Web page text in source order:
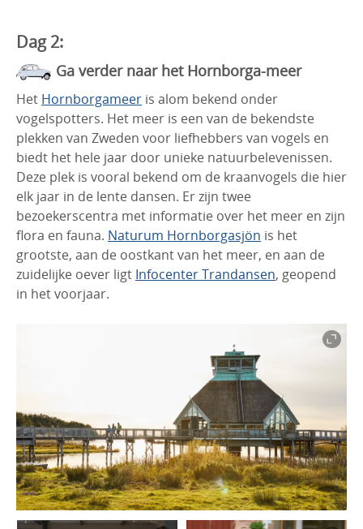
Dag 2:
Ga verder naar het Hornborga-meer
Het Hornborgameer is alom bekend onder
vogelspotters. Het meer is een van de bekendste
plekken van Zweden voor liefhebbers van vogels en
biedt het hele jaar door unieke natuurbelevenissen.
Deze plek is vooral bekend om de kraanvogels die hier
elk jaar in de lente dansen. Er zijn twee
bezoekerscentra met informatie over het meer en zijn
flora en fauna. Naturum Hornborgasjön is het
grootste, aan de oostkant van het meer, en aan de
zuidelijke oever ligt Infocenter Trandansen, geopend
in het voorjaar.